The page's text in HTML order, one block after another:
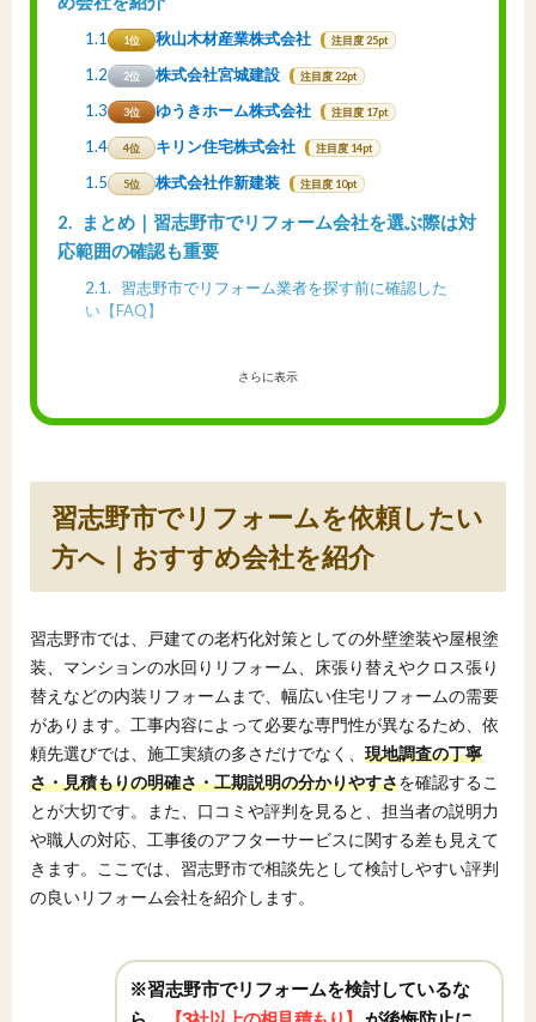
1.1 1位 秋山木材産業株式会社 注目度 25pt
1.2 2位 株式会社宮城建設 注目度 22pt
1.3 3位 ゆうきホーム株式会社 注目度 17pt
1.4 4位 キリン住宅株式会社 注目度 14pt
1.5 5位 株式会社作新建装 注目度 10pt
2
まとめ｜習志野市でリフォーム会社を選ぶ際は対
応範囲の確認も重要
2.1
習志野市でリフォーム業者を探す前に確認した
い【FAQ】
さらに表示
習志野市でリフォームを依頼したい
方へ｜おすすめ会社を紹介
習志野市では、戸建ての老朽化対策としての外壁塗装や屋根塗
装、マンションの水回りリフォーム、床張り替えやクロス張り
替えなどの内装リフォームまで、幅広い住宅リフォームの需要
があります。工事内容によって必要な専門性が異なるため、依
頼先選びでは、施工実績の多さだけでなく、 現地調査の丁寧
さ・見積もりの明確さ・工期説明の分かりやすさを確認するこ
とが大切です。また、口コミや評判を見ると、担当者の説明力
や職人の対応、工事後のアフターサービスに関する差も見えて
きます。ここでは、習志野市で相談先として検討しやすい評判
の良いリフォーム会社を紹介します。
※習志野市でリフォームを検討しているな